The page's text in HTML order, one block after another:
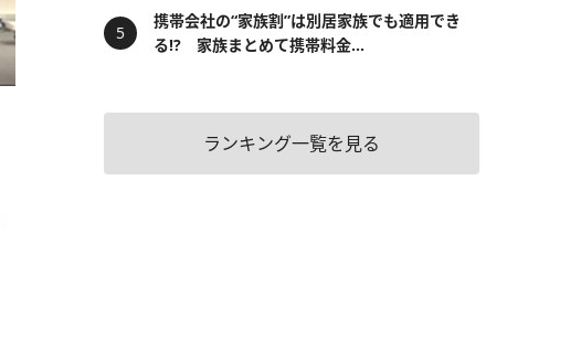
携帯会社の“家族割”は別居家族でも適用でき
る!? 家族まとめて携帯料金...
ランキング一覧を見る